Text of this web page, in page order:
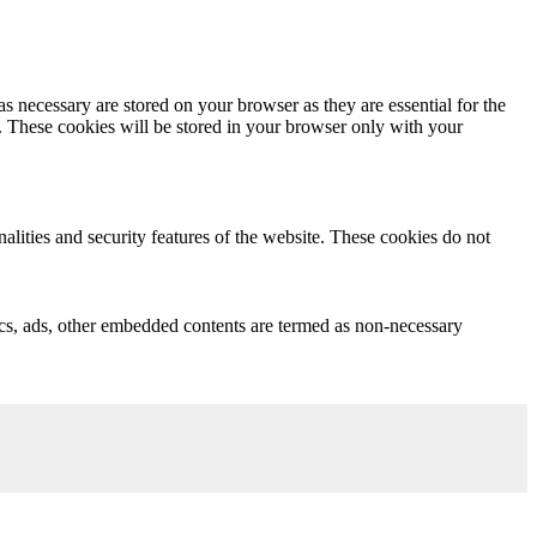
are stored on your browser as they are essential for the
These cookies will be stored in your browser only with your
and security features of the website. These cookies do not
other embedded contents are termed as non-necessary